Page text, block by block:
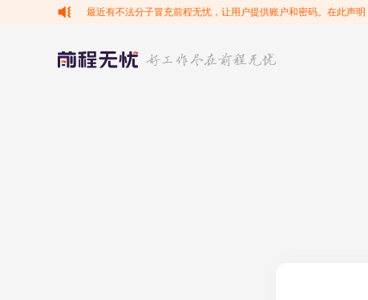
最近有不法分子冒充前程无忧，让用户提供账户和密码。在此声